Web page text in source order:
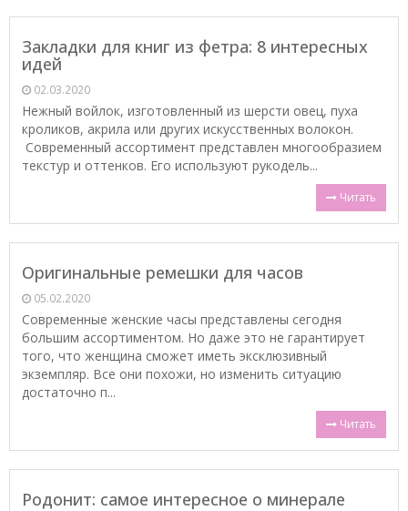
Закладки для книг из фетра: 8 интересных
идей
02.03.2020
Нежный войлок, изготовленный из шерсти овец, пуха
кроликов, акрила или других искусственных волокон.
Современный ассортимент представлен многообразием
текстур и оттенков. Его используют рукодель...
Читать
Оригинальные ремешки для часов
05.02.2020
Современные женские часы представлены сегодня
большим ассортиментом. Но даже это не гарантирует
того, что женщина сможет иметь эксклюзивный
экземпляр. Все они похожи, но изменить ситуацию
достаточно п...
Читать
Родонит: самое интересное о минерале